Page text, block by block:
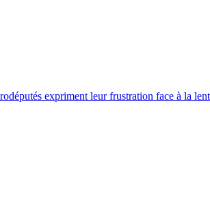
expriment leur frustration face à la